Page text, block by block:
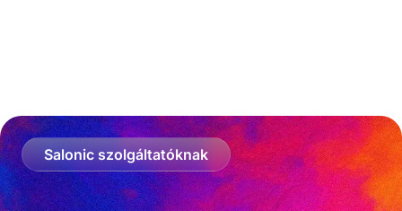
Salonic szolgáltatóknak